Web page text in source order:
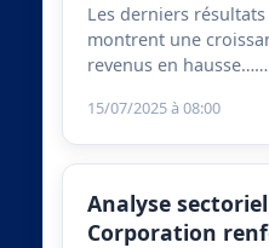
Les derniers
montrent une
revenus en hausse……
15/07/2025 à 08:00
Analyse
Corporation